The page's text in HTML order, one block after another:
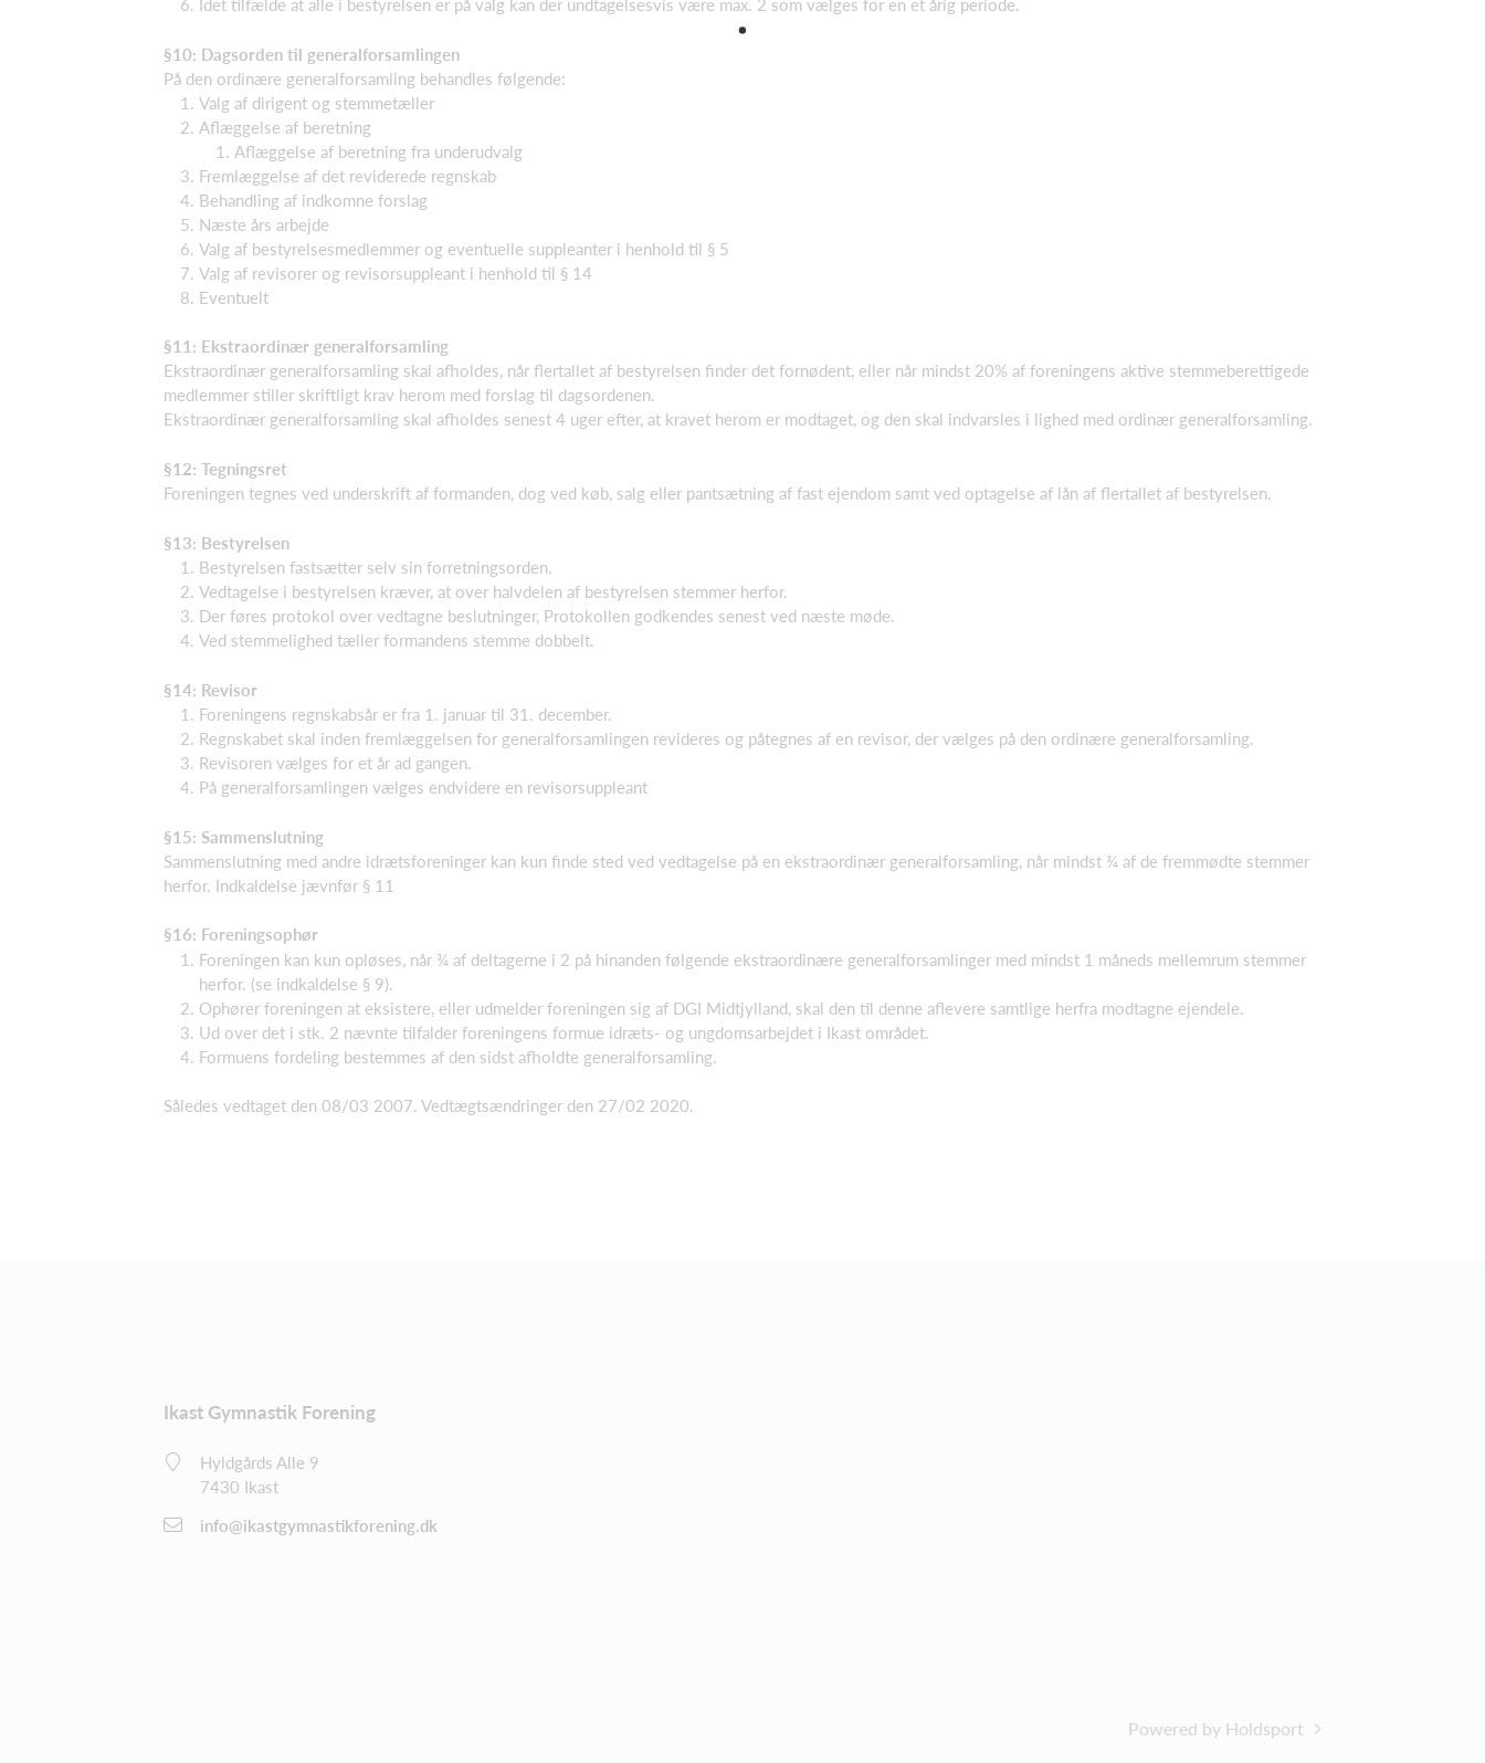
Idet tilfælde at alle i bestyrelsen er på valg kan der undtagelsesvis være max. 2 som vælges for en et årig periode.
§10: Dagsorden til generalforsamlingen
På den ordinære generalforsamling behandles følgende:
Valg af dirigent og stemmetæller
Aflæggelse af beretning
Aflæggelse af beretning fra underudvalg
Fremlæggelse af det reviderede regnskab
Behandling af indkomne forslag
Næste års arbejde
Valg af bestyrelsesmedlemmer og eventuelle suppleanter i henhold til § 5
Valg af revisorer og revisorsuppleant i henhold til § 14
Eventuelt
§11: Ekstraordinær generalforsamling
Ekstraordinær generalforsamling skal afholdes, når flertallet af bestyrelsen finder det fornødent, eller når mindst 20% af foreningens aktive stemmeberettigede
medlemmer stiller skriftligt krav herom med forslag til dagsordenen.
Ekstraordinær generalforsamling skal afholdes senest 4 uger efter, at kravet herom er modtaget, og den skal indvarsles i lighed med ordinær generalforsamling.
§12: Tegningsret
Foreningen tegnes ved underskrift af formanden, dog ved køb, salg eller pantsætning af fast ejendom samt ved optagelse af lån af flertallet af bestyrelsen.
§13: Bestyrelsen
Bestyrelsen fastsætter selv sin forretningsorden.
Vedtagelse i bestyrelsen kræver, at over halvdelen af bestyrelsen stemmer herfor.
Der føres protokol over vedtagne beslutninger, Protokollen godkendes senest ved næste møde.
Ved stemmelighed tæller formandens stemme dobbelt.
§14: Revisor
Foreningens regnskabsår er fra 1. januar til 31. december.
Regnskabet skal inden fremlæggelsen for generalforsamlingen revideres og påtegnes af en revisor, der vælges på den ordinære generalforsamling.
Revisoren vælges for et år ad gangen.
På generalforsamlingen vælges endvidere en revisorsuppleant
§15: Sammenslutning
Sammenslutning med andre idrætsforeninger kan kun finde sted ved vedtagelse på en ekstraordinær generalforsamling, når mindst ¾ af de fremmødte stemmer
herfor. Indkaldelse jævnfør § 11
§16: Foreningsophør
Foreningen kan kun opløses, når ¾ af deltagerne i 2 på hinanden følgende ekstraordinære generalforsamlinger med mindst 1 måneds mellemrum stemmer
herfor. (se indkaldelse § 9).
Ophører foreningen at eksistere, eller udmelder foreningen sig af DGI Midtjylland, skal den til denne aflevere samtlige herfra modtagne ejendele.
Ud over det i stk. 2 nævnte tilfalder foreningens formue idræts- og ungdomsarbejdet i Ikast området.
Formuens fordeling bestemmes af den sidst afholdte generalforsamling.
Således vedtaget den 08/03 2007. Vedtægtsændringer den 27/02 2020.
Ikast Gymnastik Forening
Hyldgårds Alle 9
7430 Ikast
info@ikastgymnastikforening.dk
Powered by Holdsport